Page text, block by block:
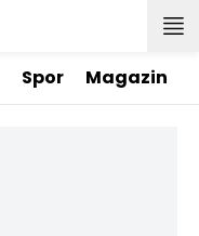
Spor Magazin